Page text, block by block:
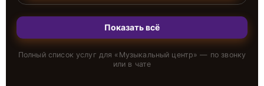
Показать всё
Полный список услуг для « Музыкальный центр» — по звонку
или в чате